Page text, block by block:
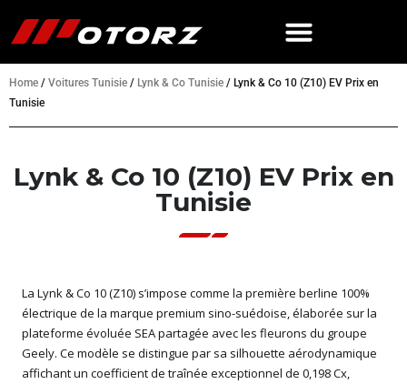
Home / Voitures Tunisie / Lynk & Co Tunisie / Lynk & Co 10 (Z10) EV Prix en
Tunisie
Lynk & Co 10 (Z10) EV Prix en
Tunisie
La Lynk & Co 10 (Z10) s’impose comme la première berline 100%
électrique de la marque premium sino-suédoise, élaborée sur la
plateforme évoluée SEA partagée avec les fleurons du groupe
Geely. Ce modèle se distingue par sa silhouette aérodynamique
affichant un coefficient de traînée exceptionnel de 0,198 Cx,